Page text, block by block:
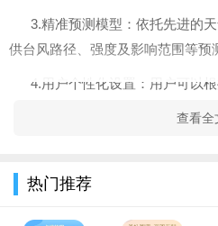
3.精准预测模型：依托先进的
供台风路径、强度及影响范围等预
4.用户个性化设置：用户可以
域的台风预警，实现信息的快速获
1.互动性强：用户可以通过软
成用户间的信息共享平台。
查看全
热门推荐